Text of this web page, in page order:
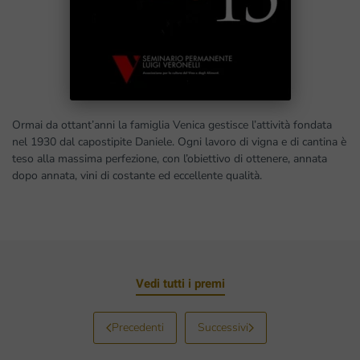
Ormai da ottant’anni la famiglia Venica gestisce l’attività fondata
nel 1930 dal capostipite Daniele. Ogni lavoro di vigna e di cantina è
teso alla massima perfezione, con l’obiettivo di ottenere, annata
dopo annata, vini di costante ed eccellente qualità.
Vedi tutti i premi
Precedenti Successivi